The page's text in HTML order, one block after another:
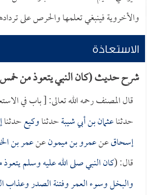
والأخروية فينبغي تعلمها والحرص على
الاستعاذة
شرح حديث (كان النبي يتعوذ من
قال المصنف رحمه الله تعالى: [ باب في
حدثناعثمان بن أبي شيبةحدثناوكيعحدثنا
إسحاقعنعمرو بن ميمونعنعمر بن
قال: (كان النبي صلى الله عليه وسلم
والبخل وسوء العمر وفتنة الصدر وعذاب